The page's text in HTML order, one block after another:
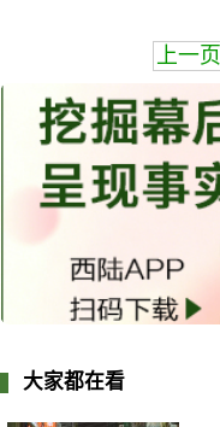
上一页
大家都在看